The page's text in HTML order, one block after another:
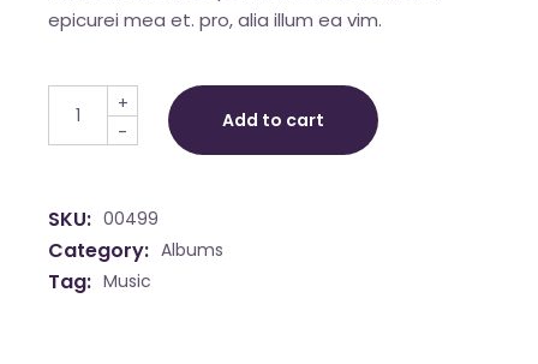
epicurei mea et. pro, alia illum ea vim.
Spring Record quantity
-
+
Add to cart
SKU: 00499
Category: Albums
Tag: Music